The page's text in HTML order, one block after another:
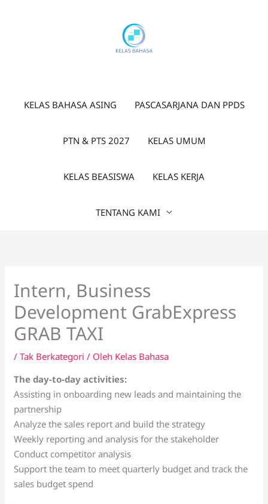
KELAS BAHASA ASING PASCASARJANA DAN PPDS
PTN & PTS 2027 KELAS UMUM
KELAS BEASISWA KELAS KERJA
TENTANG KAMI
Intern, Business
Development GrabExpress
GRAB TAXI
/Tak Berkategori / Oleh Kelas Bahasa
The day-to-day activities:
Assisting in onboarding new leads and maintaining the
partnership
Analyze the sales report and build the strategy
Weekly reporting and analysis for the stakeholder
Conduct competitor analysis
Support the team to meet quarterly budget and track the
sales budget spend